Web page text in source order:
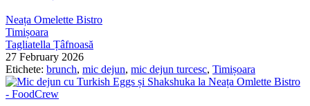
Neața Omelette Bistro
Timișoara
Tagliatella Țâfnoasă
27 February 2026
Etichete: brunch, mic dejun, mic dejun turcesc, Timișoara